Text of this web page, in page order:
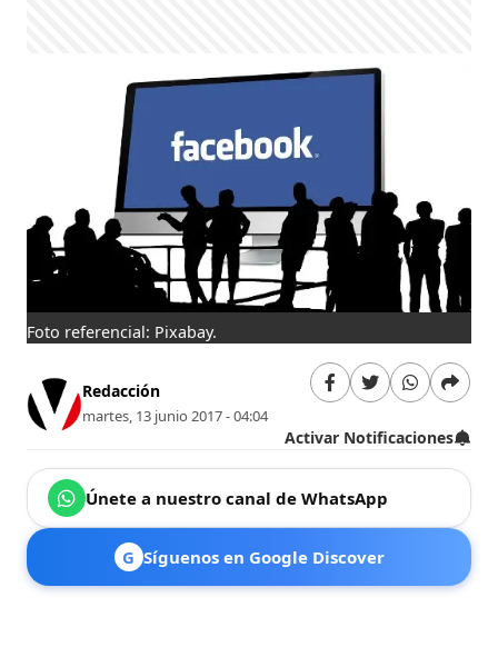
Foto referencial: Pixabay.
Redacción
martes, 13 junio 2017 - 04:04
Activar Notificaciones
Únete a nuestro canal de WhatsApp
G Síguenos en Google Discover